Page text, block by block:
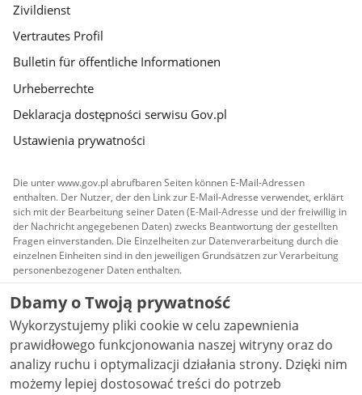
Zivildienst
Vertrautes Profil
Bulletin für öffentliche Informationen
Urheberrechte
Deklaracja dostępności serwisu Gov.pl
Ustawienia prywatności
Die unter www.gov.pl abrufbaren Seiten können E-Mail-Adressen
enthalten. Der Nutzer, der den Link zur E-Mail-Adresse verwendet, erklärt
sich mit der Bearbeitung seiner Daten (E-Mail-Adresse und der freiwillig in
der Nachricht angegebenen Daten) zwecks Beantwortung der gestellten
Fragen einverstanden. Die Einzelheiten zur Datenverarbeitung durch die
einzelnen Einheiten sind in den jeweiligen Grundsätzen zur Verarbeitung
personenbezogener Daten enthalten.
Alle auf dieser Website veröffentlichten Inhalte
werden unter der LizenzCreative Commons
Namensnennung 3.0 Polenzur Verfügung gestellt,
sofern nicht anders angegeben wurde.
Dbamy o Twoją prywatność
Wykorzystujemy pliki cookie w celu zapewnienia
prawidłowego funkcjonowania naszej witryny oraz do
analizy ruchu i optymalizacji działania strony. Dzięki nim
możemy lepiej dostosować treści do potrzeb